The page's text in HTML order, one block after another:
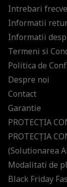
Intrebari
Informatii
Informatii
Termeni si
Politica de
Despre noi
Contact
Garantie
PROTECŢIA
PROTECŢIA
(Solutionarea
Modalitati de
Black Friday